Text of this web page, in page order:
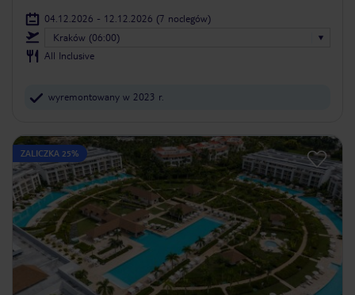
04.12.2026 - 12.12.2026 (7 noclegów)
Kraków (06:00)
All Inclusive
wyremontowany w 2023 r.
ZALICZKA 25%